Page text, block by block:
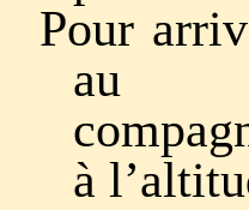
Pour
au
à